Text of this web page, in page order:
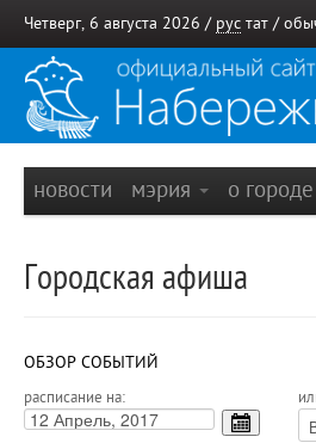
Четверг, 6 августа 2026 / рус тат /
новости мэрия о городе
Городская афиша
ОБЗОР СОБЫТИЙ
расписание на: